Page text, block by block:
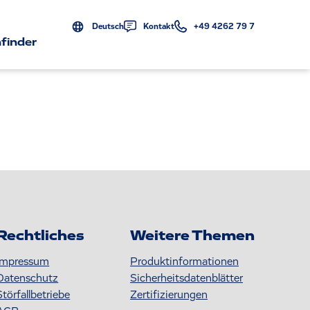
Deutsch Kontakt +49 4262 79 7
Weitere Themen
Produktinformationen
S icherheitsdatenblätter
Zertifizierungen